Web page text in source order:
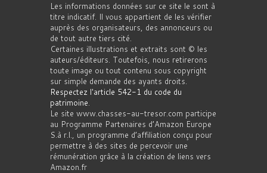
Les informations données sur ce site le sont à
titre indicatif. Il vous appartient de les vérifier
auprès des organisateurs, des annonceurs ou
de tout autre tiers cité.
Certaines illustrations et extraits sont © les
auteurs/éditeurs. Toutefois, nous retirerons
toute image ou tout contenu sous copyright
sur simple demande des ayants droits.
Respectez l'article 542-1 du code du
patrimoine.
Le site www.chasses-au-tresor.com participe
au Programme Partenaires d’Amazon Europe
S.à r.l., un programme d’affiliation conçu pour
permettre à des sites de percevoir une
rémunération grâce à la création de liens vers
Amazon.fr